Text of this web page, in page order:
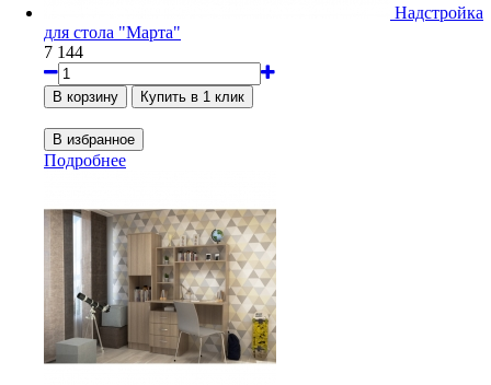
Надстройка
для стола "Марта"
7 144
Подробнее